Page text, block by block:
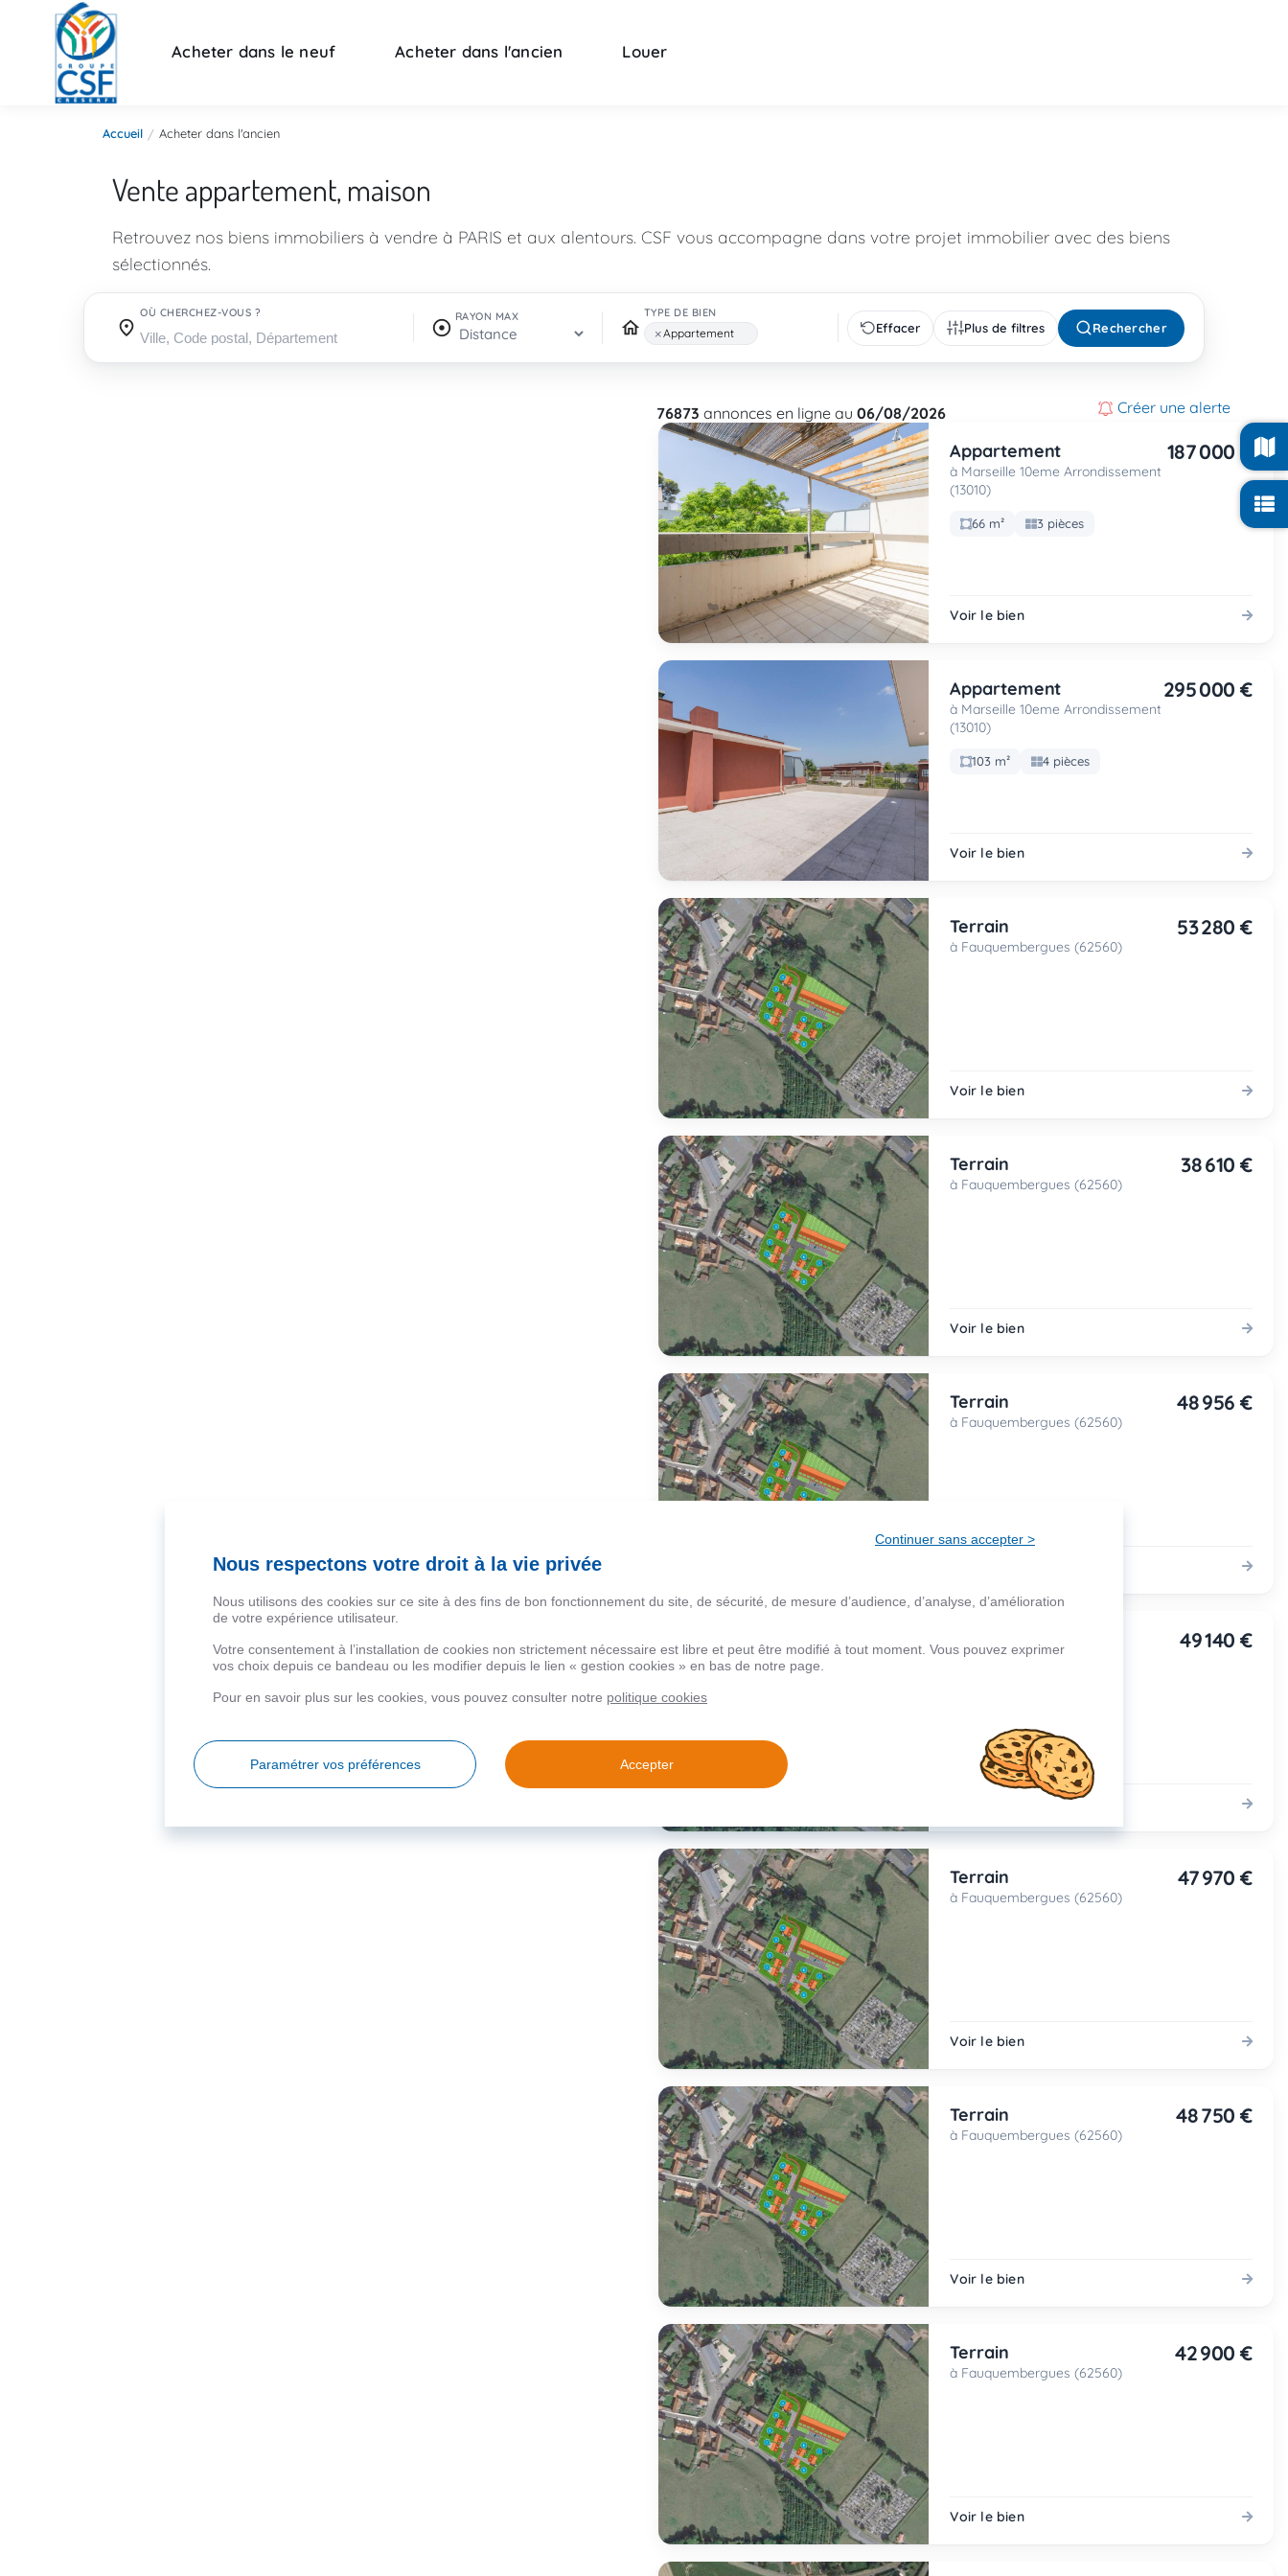
Acheter dans le neuf Acheter dans l'ancien Louer
Accueil Acheter dans l'ancien
Vente appartement, maison
Retrouvez nos biens immobiliers à vendre à PARIS et aux alentours. CSF vous accompagne dans votre projet immobilier avec des biens
sélectionnés.
OÙ CHERCHEZ-VOUS ?
Où cherchez-vous ?
RAYON MAX TYPE DE BIEN
×Appartement Effacer Plus de filtres Rechercher
76873 annonces en ligne au06/08/2026 Créer une alerte
Appartement
à Marseille 10eme Arrondissement
(13010)
187 000 €
66 m² 3 pièces
Voir le bien
Appartement
à Marseille 10eme Arrondissement
(13010)
295 000 €
103 m² 4 pièces
Voir le bien
Terrain
à Fauquembergues (62560)
53 280 €
Voir le bien
Terrain
à Fauquembergues (62560)
38 610 €
Voir le bien
Terrain
à Fauquembergues (62560)
48 956 €
à Fauquembergues (62560)
49 140 €
Terrain
à Fauquembergues (62560)
47 970 €
Voir le bien
Terrain
à Fauquembergues (62560)
48 750 €
Voir le bien
Terrain
à Fauquembergues (62560)
42 900 €
Voir le bien
Continuer sans accepter >
Nous respectons votre droit à la vie privée
Nous utilisons des cookies sur ce site à des fins de bon fonctionnement du site, de sécurité, de mesure d’audience, d’analyse, d’amélioration
de votre expérience utilisateur.
Votre consentement à l’installation de cookies non strictement nécessaire est libre et peut être modifié à tout moment. Vous pouvez exprimer
vos choix depuis ce bandeau ou les modifier depuis le lien « gestion cookies » en bas de notre page.
Pour en savoir plus sur les cookies, vous pouvez consulter notre politique cookies
Paramétrer vos préférences Accepter